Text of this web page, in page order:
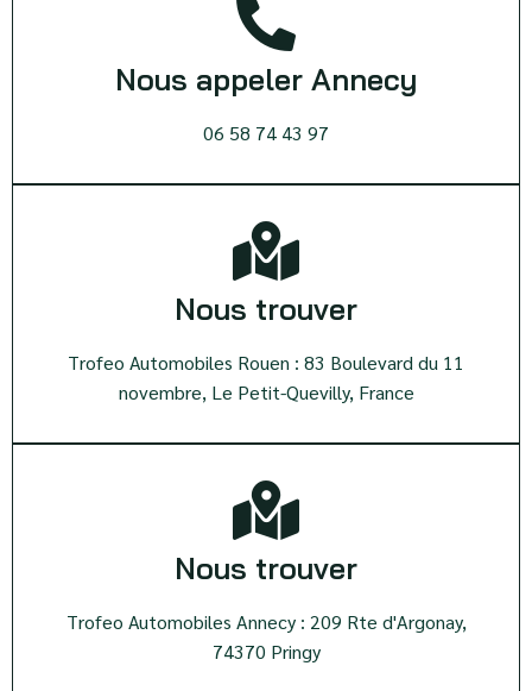
Nous appeler Annecy
06 58 74 43 97
Nous trouver
Trofeo Automobiles Rouen : 83 Boulevard du 11
novembre, Le Petit-Quevilly, France
Nous trouver
Trofeo Automobiles Annecy : 209 Rte d'Argonay,
74370 Pringy